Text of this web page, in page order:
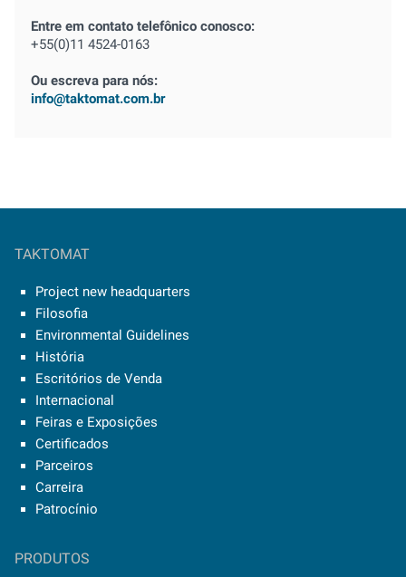
Entre em contato telefônico conosco:
+55(0)11 4524-0163
Ou escreva para nós:
info@taktomat.com.br
TAKTOMAT
Project new headquarters
Filosofia
Environmental Guidelines
História
Escritórios de Venda
Internacional
Feiras e Exposições
Certificados
Parceiros
Carreira
Patrocínio
PRODUTOS